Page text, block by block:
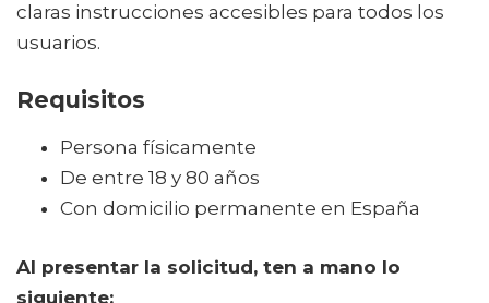
claras instrucciones accesibles para todos los
usuarios.
Requisitos
Persona físicamente
De entre 18 y 80 años
Con domicilio permanente en España
Al presentar la solicitud, ten a mano lo
siguiente: